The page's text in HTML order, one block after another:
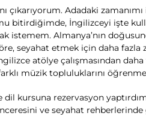
çıkarıyorum. Adadaki
bitirdiğimde, İngilizceyi işte
istemem. Almanya’nın
seyahat etmek için daha
atölye çalışmasından
müzik topluluklarını
dil kursuna rezervasyon
ve seyahat